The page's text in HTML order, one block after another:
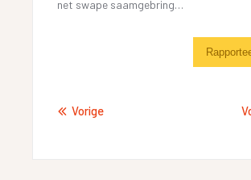
net swape saamgebring…
Vorige